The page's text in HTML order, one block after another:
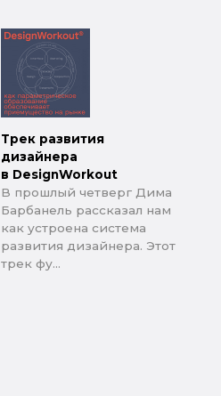
Трек развития
дизайнера
в DesignWorkout
В прошлый четверг Дима
Барбанель рассказал нам
как устроена система
развития дизайнера. Этот
трек фу...